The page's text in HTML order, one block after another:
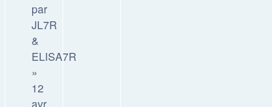
par
JL7R
&
ELISA7R
»
12
avr.